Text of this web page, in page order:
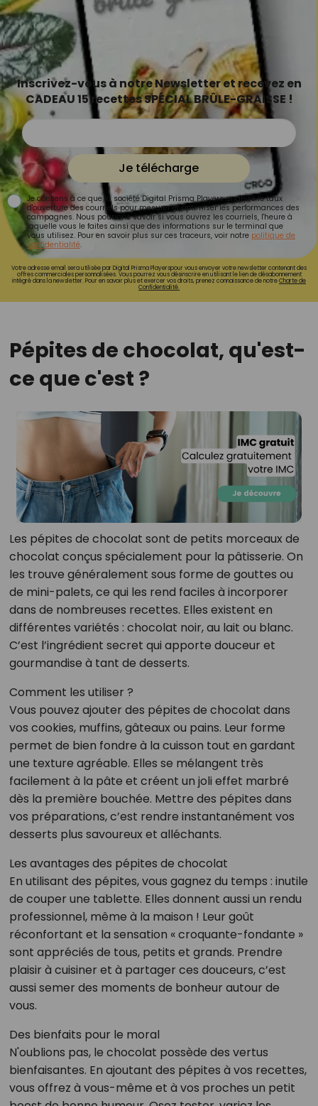
Inscrivez-vous à notre Newsletter et recevez en
CADEAU 15 recettes SPÉCIAL BRÛLE-GRAISSE !
Je télécharge
Je consens à ce que la société Digital Prisma Players analyse le taux
d'ouverture des courriels pour mesurer et optimiser les performances des
campagnes. Nous pourrons savoir si vous ouvrez les courriels, l'heure à
laquelle vous le faites ainsi que des informations sur le terminal que
vous utilisez. Pour en savoir plus sur ces traceurs, voir notre politique de
confidentialité.
Votre adresse email sera utilisée par Digital Prisma Playerspour vous envoyer votre newsletter contenant des
offres commerciales personnalisées. Vous pourrez vous désinscrire en utilisant le lien de désabonnement
intégré dans la newsletter. Pour en savoir plus et exercer vos droits, prenez connaissance de notreCharte de
Confidentialité.
Pépites de chocolat, qu'est-
ce que c'est ?
Les pépites de chocolat sont de petits morceaux de
chocolat conçus spécialement pour la pâtisserie. On
les trouve généralement sous forme de gouttes ou
de mini-palets, ce qui les rend faciles à incorporer
dans de nombreuses recettes. Elles existent en
différentes variétés : chocolat noir, au lait ou blanc.
C’est l’ingrédient secret qui apporte douceur et
gourmandise à tant de desserts.
Comment les utiliser ?
Vous pouvez ajouter des pépites de chocolat dans
vos cookies, muffins, gâteaux ou pains. Leur forme
permet de bien fondre à la cuisson tout en gardant
une texture agréable. Elles se mélangent très
facilement à la pâte et créent un joli effet marbré
dès la première bouchée. Mettre des pépites dans
vos préparations, c’est rendre instantanément vos
desserts plus savoureux et alléchants.
Les avantages des pépites de chocolat
En utilisant des pépites, vous gagnez du temps : inutile
de couper une tablette. Elles donnent aussi un rendu
professionnel, même à la maison ! Leur goût
réconfortant et la sensation « croquante-fondante »
sont appréciés de tous, petits et grands. Prendre
plaisir à cuisiner et à partager ces douceurs, c’est
aussi semer des moments de bonheur autour de
vous.
Des bienfaits pour le moral
N'oublions pas, le chocolat possède des vertus
bienfaisantes. En ajoutant des pépites à vos recettes,
vous offrez à vous-même et à vos proches un petit